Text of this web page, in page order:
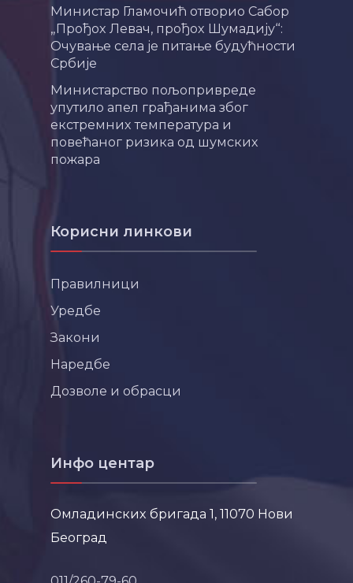
Министар Гламочић отворио Сабор
„Прођох Левач, прођох Шумадију“:
Очување села је питање будућности
Србије
Министарство пољопривреде
упутило апел грађанима због
екстремних температура и
повећаног ризика од шумских
пожара
Корисни линкови
Правилници
Уредбе
Закони
Наредбе
Дозволе и обрасци
Инфо центар
Омладинских бригада 1, 11070 Нови
Београд